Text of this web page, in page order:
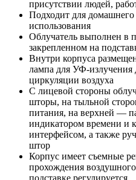
присутствии людей,
Подходит для домашнего
использования
Облучатель выполнен в
закрепленном на
Внутри корпуса
лампа для УФ-
циркуляции воздуха
С лицевой стороны
шторы, на тыльной
питания, на верхней —
индикатором времени и
интерфейсом, а также
штор
Корпус имеет съемные
прохождения
подставке регулируется